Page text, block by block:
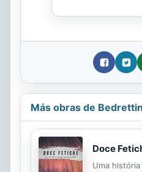
Más obras de
Doce
Uma